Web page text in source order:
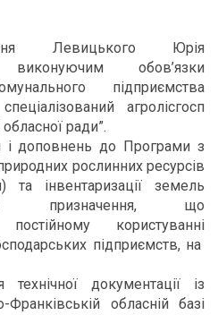
Левицького Юрія
виконуючим обов’язки
підприємства
агролісгосп
ради”.
і доповнень до Програми з
рослинних ресурсів
та інвентаризації земель
призначення, що
користуванні
підприємств, на
документації із
обласній базі